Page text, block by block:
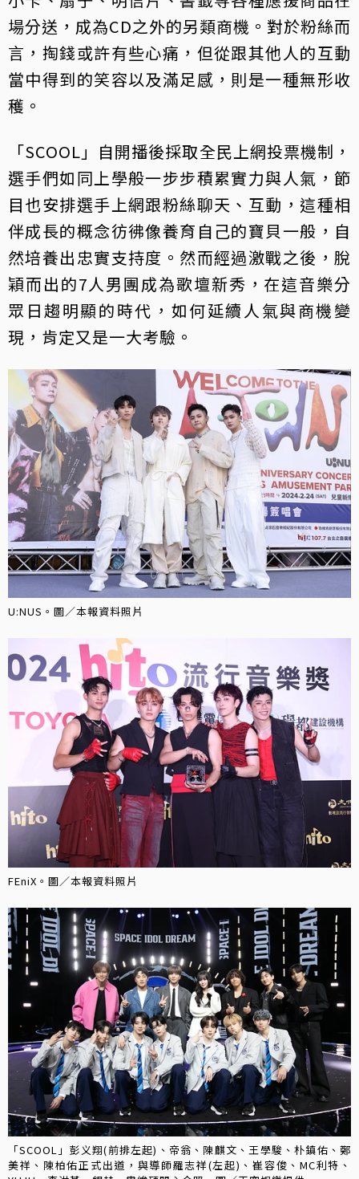
場分送，成為CD之外的另類商機。對於粉絲而
言，掏錢或許有些心痛，但從跟其他人的互動
當中得到的笑容以及滿足感，則是一種無形收
穫。
「SCOOL」自開播後採取全民上網投票機制，
選手們如同上學般一步步積累實力與人氣，節
目也安排選手上網跟粉絲聊天、互動，這種相
伴成長的概念彷彿像養育自己的寶貝一般，自
然培養出忠實支持度。然而經過激戰之後，脫
穎而出的7人男團成為歌壇新秀，在這音樂分
眾日趨明顯的時代，如何延續人氣與商機變
現，肯定又是一大考驗。
U:NUS。圖／本報資料照片
FEniX。圖／本報資料照片
「SCOOL」彭义翔(前排左起)、帝翁、陳麒文、王學駿、朴鎮佑、鄭
美祥、陳柏佑正式出道，與導師羅志祥(左起)、崔容俊、MC利特、